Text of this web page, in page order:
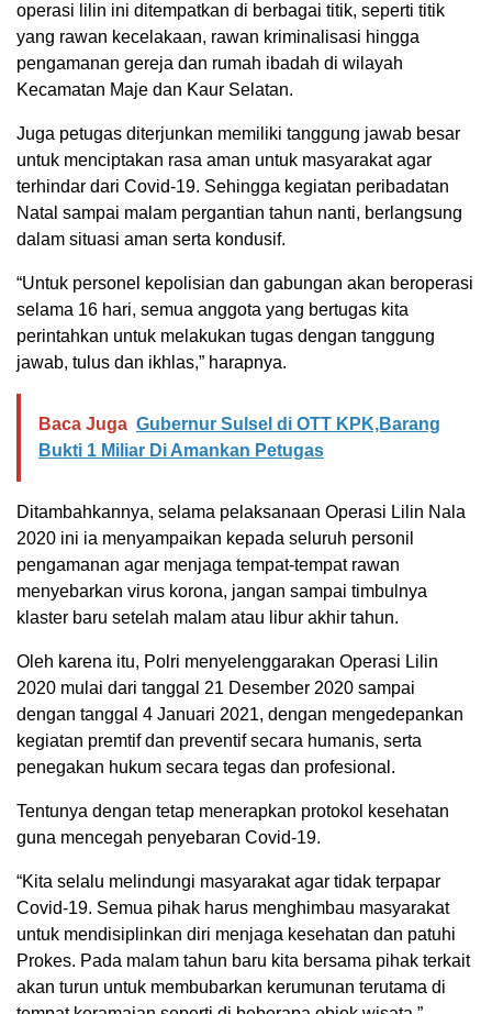
operasi lilin ini ditempatkan di berbagai titik, seperti titik
yang rawan kecelakaan, rawan kriminalisasi hingga
pengamanan gereja dan rumah ibadah di wilayah
Kecamatan Maje dan Kaur Selatan.
Juga petugas diterjunkan memiliki tanggung jawab besar
untuk menciptakan rasa aman untuk masyarakat agar
terhindar dari Covid-19. Sehingga kegiatan peribadatan
Natal sampai malam pergantian tahun nanti, berlangsung
dalam situasi aman serta kondusif.
“Untuk personel kepolisian dan gabungan akan beroperasi
selama 16 hari, semua anggota yang bertugas kita
perintahkan untuk melakukan tugas dengan tanggung
jawab, tulus dan ikhlas,” harapnya.
Baca Juga Gubernur Sulsel di OTT KPK,Barang
Bukti 1 Miliar Di Amankan Petugas
Ditambahkannya, selama pelaksanaan Operasi Lilin Nala
2020 ini ia menyampaikan kepada seluruh personil
pengamanan agar menjaga tempat-tempat rawan
menyebarkan virus korona, jangan sampai timbulnya
klaster baru setelah malam atau libur akhir tahun.
Oleh karena itu, Polri menyelenggarakan Operasi Lilin
2020 mulai dari tanggal 21 Desember 2020 sampai
dengan tanggal 4 Januari 2021, dengan mengedepankan
kegiatan premtif dan preventif secara humanis, serta
penegakan hukum secara tegas dan profesional.
Tentunya dengan tetap menerapkan protokol kesehatan
guna mencegah penyebaran Covid-19.
“Kita selalu melindungi masyarakat agar tidak terpapar
Covid-19. Semua pihak harus menghimbau masyarakat
untuk mendisiplinkan diri menjaga kesehatan dan patuhi
Prokes. Pada malam tahun baru kita bersama pihak terkait
akan turun untuk membubarkan kerumunan terutama di